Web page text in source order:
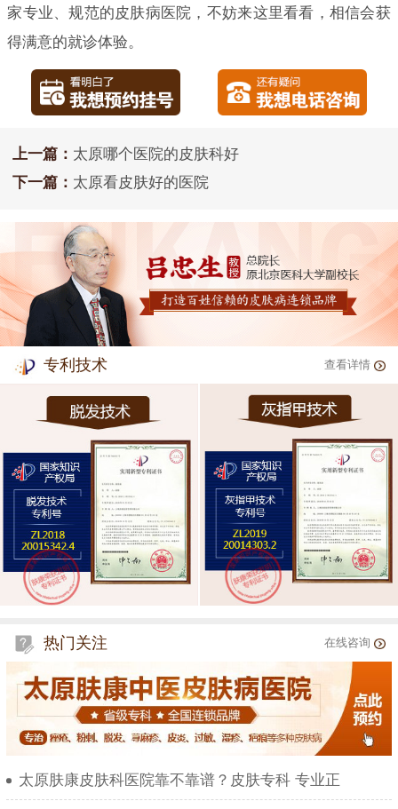
家专业、规范的皮肤病医院，不妨来这里看看，相信会获
得满意的就诊体验。
上一篇： 太原哪个医院的皮肤科好
下一篇： 太原看皮肤好的医院
专利技术 查看详情
热门关注 在线咨询
太原肤康皮肤科医院靠不靠谱？皮肤专科 专业正